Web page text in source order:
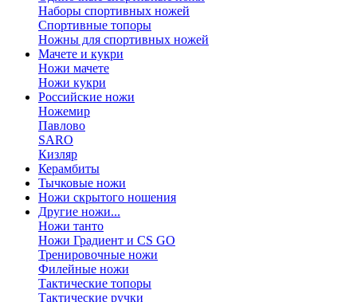
Наборы спортивных ножей
Спортивные топоры
Ножны для спортивных ножей
Мачете и кукри
Ножи мачете
Ножи кукри
Российские ножи
Ножемир
Павлово
SARO
Кизляр
Керамбиты
Тычковые ножи
Ножи скрытого ношения
Другие ножи...
Ножи танто
Ножи Градиент и CS GO
Тренировочные ножи
Филейные ножи
Тактические топоры
Тактические ручки